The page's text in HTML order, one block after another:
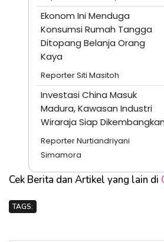
Ekonom Ini Menduga
Konsumsi Rumah Tangga
Ditopang Belanja Orang
Kaya
Reporter Siti Masitoh
Investasi China Masuk
Madura, Kawasan Industri
Wiraraja Siap Dikembangkan
Reporter Nurtiandriyani
Simamora
Cek Berita dan Artikel yang lain di
TAGS: